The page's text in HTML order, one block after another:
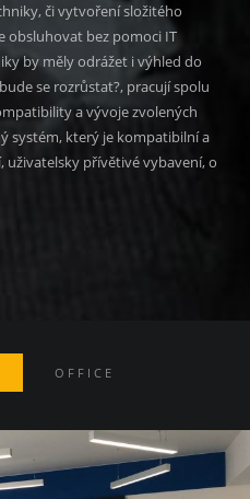
či vytvoření složitého
obsluhovat bez pomoci IT
by měly odrážet i výhled do
se rozrůstat?, pracují spolu
a vývoje zvolených
systém, který je kompatibilní a
přívětivé vybavení, o
OFFICE